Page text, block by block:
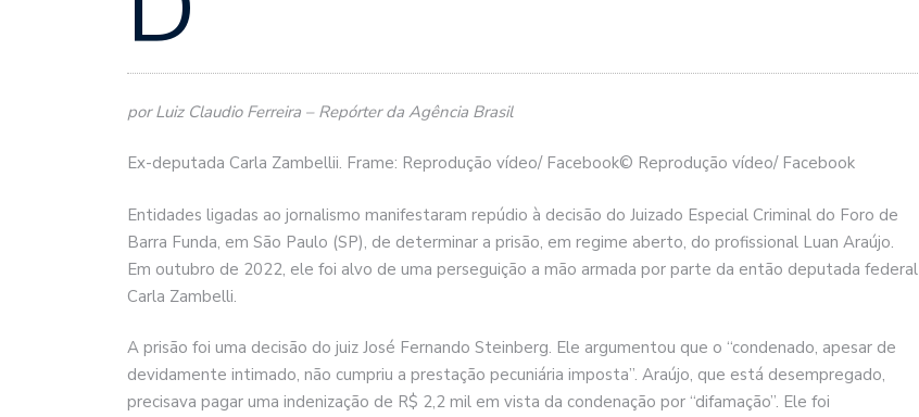
por Luiz Claudio Ferreira – Repórter da Agência Brasil
Ex-deputada Carla Zambellii. Frame: Reprodução vídeo/ Facebook© Reprodução vídeo/ Facebook
Entidades ligadas ao jornalismo manifestaram repúdio à decisão do Juizado Especial Criminal do Foro de
Barra Funda, em São Paulo (SP), de determinar a prisão, em regime aberto, do profissional Luan Araújo.
Em outubro de 2022, ele foi alvo de uma perseguição a mão armada por parte da então deputada federal
Carla Zambelli.
A prisão foi uma decisão do juiz José Fernando Steinberg. Ele argumentou que o “condenado, apesar de
devidamente intimado, não cumpriu a prestação pecuniária imposta”. Araújo, que está desempregado,
precisava pagar uma indenização de R$ 2,2 mil em vista da condenação por “difamação”. Ele foi